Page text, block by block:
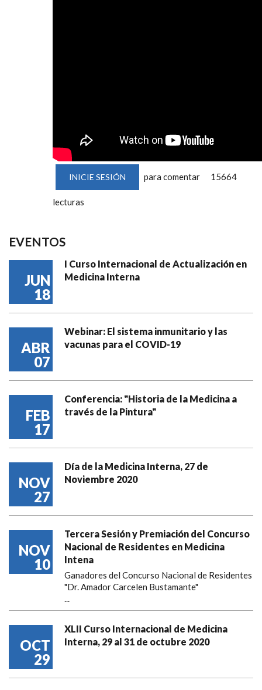
INICIE SESIÓN para comentar 15664
lecturas
EVENTOS
JUN
18
I Curso Internacional de Actualización en
Medicina Interna
ABR
07
Webinar: El sistema inmunitario y las
vacunas para el COVID-19
FEB
17
Conferencia: "Historia de la Medicina a
través de la Pintura"
NOV
27
Día de la Medicina Interna, 27 de
Noviembre 2020
NOV
10
Tercera Sesión y Premiación del Concurso
Nacional de Residentes en Medicina
Intena
Ganadores del Concurso Nacional de Residentes
"Dr. Amador Carcelen Bustamante"
...
OCT
29
XLII Curso Internacional de Medicina
Interna, 29 al 31 de octubre 2020